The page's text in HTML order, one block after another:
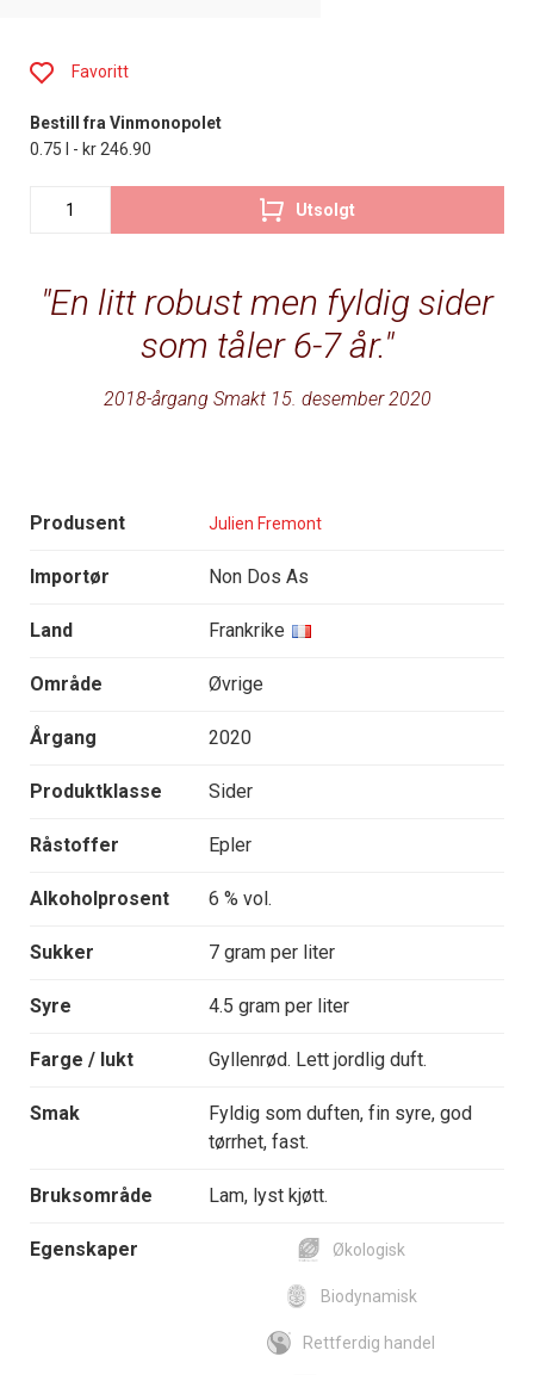
En litt robust men fyldig sider
som tåler 6-7 år.
2018-årgang Smakt 15. desember 2020
Produsent Julien Fremont
Importør Non Dos As
Land Frankrike
Område Øvrige
Årgang 2020
Produktklasse Sider
Råstoffer Epler
Alkoholprosent 6 % vol.
Sukker 7 gram per liter
Syre 4.5 gram per liter
Farge / lukt Gyllenrød. Lett jordlig duft.
Smak
Fyldig som duften, fin syre, god
tørrhet, fast.
Bruksområde Lam, lyst kjøtt.
Egenskaper Økologisk
Biodynamisk
Rettferdig handel
Favoritt
Bestill fra Vinmonopolet
0.75 l - kr 246.90
Utsolgt